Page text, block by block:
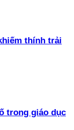
thính trải
trong giáo dục